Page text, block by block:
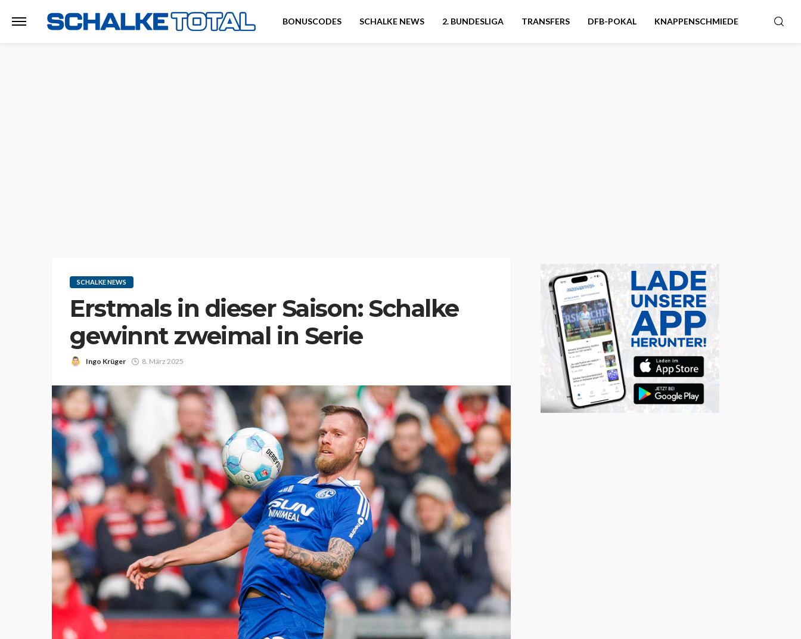
BONUSCODES SCHALKE NEWS 2. BUNDESLIGA TRANSFERS DFB-POKAL KNAPPENSCHMIEDE
SCHALKE NEWS
Erstmals in dieser Saison: Schalke
gewinnt zweimal in Serie
Ingo Krüger 8. März 2025